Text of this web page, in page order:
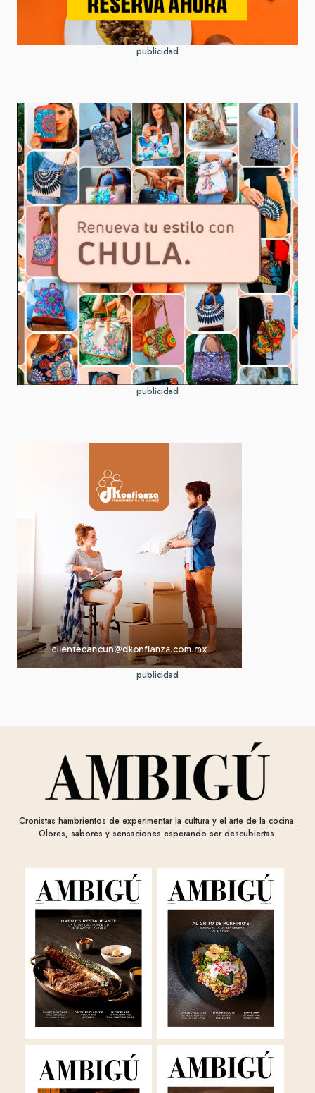
publicidad
publicidad
publicidad
Cronistas hambrientos de experimentar la cultura y el arte de la cocina.
Olores, sabores y sensaciones esperando ser descubiertas.